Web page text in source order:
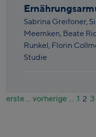
Sabrina Greifoner,
Meemken, Beate
Runkel, Florin
Studie
erste ... vorherige ... 1 2 3